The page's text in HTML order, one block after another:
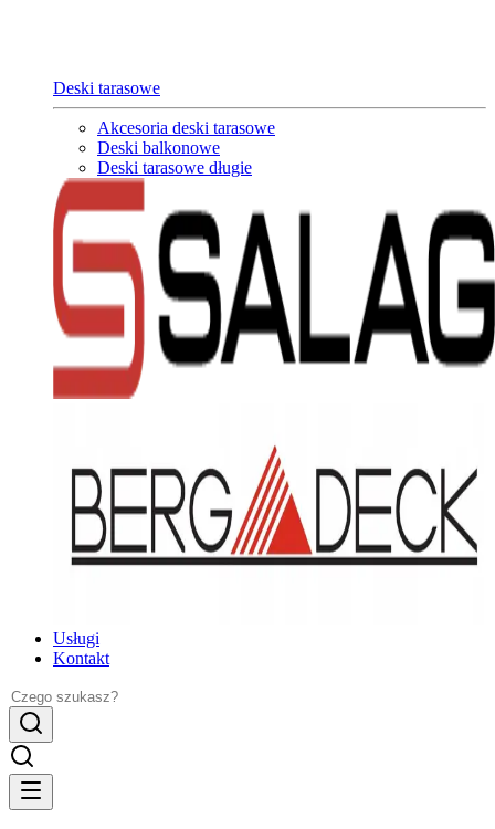
Deski tarasowe
Akcesoria deski tarasowe
Deski balkonowe
Deski tarasowe długie
Usługi
Kontakt